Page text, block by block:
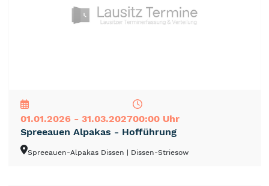
01.01.2026 - 31.03.202700:00 Uhr
Spreeauen Alpakas - Hofführung
Spreeauen-Alpakas Dissen | Dissen-Striesow